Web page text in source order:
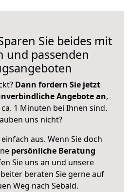
Sie beides mit
und passenden
Dann fordern Sie jetzt
Angebote an,
1 Minuten bei Ihnen sind.
uns nicht?
aus. Wenn Sie doch
persönliche Beratung
Sie uns an und unsere
beraten Sie gerne auf
Weg nach Sebald.